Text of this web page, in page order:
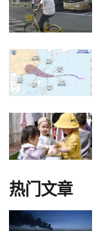
热门文章